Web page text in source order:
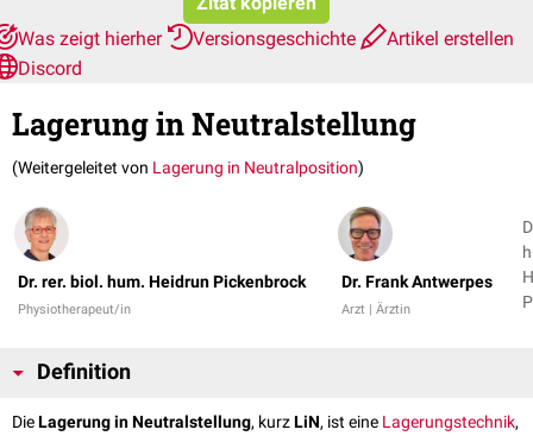
Was zeigt hierher
Versionsgeschichte
Artikel erstellen
Discord
Lagerung in Neutralstellung
(Weitergeleitet von Lagerung in Neutralposition)
Dr. rer. biol. hum. Heidrun Pickenbrock
Physiotherapeut/in
Dr. Frank Antwerpes
Arzt | Ärztin
Definition
DieLagerung in Neutralstellung, kurzLiN, ist eine Lagerungstechnik,